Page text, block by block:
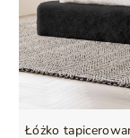
Łóżko